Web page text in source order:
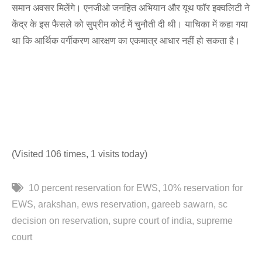
समान अवसर मिलेंगे। एनजीओ जनहित अभियान और यूथ फॉर इक्वलिटी ने
केंद्र के इस फैसले को सुप्रीम कोर्ट में चुनौती दी थी। याचिका में कहा गया
था कि आर्थिक वर्गीकरण आरक्षण का एकमात्र आधार नहीं हो सकता है।
(Visited 106 times, 1 visits today)
10 percent reservation for EWS 10% reservation for
EWS arakshan ews reservation gareeb sawarn sc
decision on reservation supre court of india supreme
court